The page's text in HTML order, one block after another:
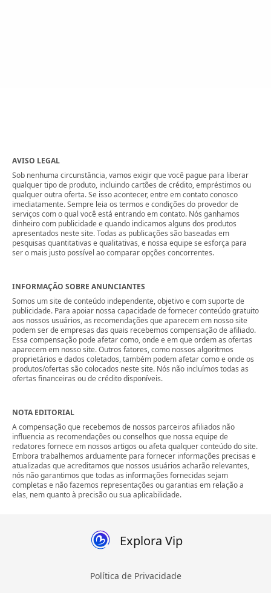
AVISO LEGAL
Sob nenhuma circunstância, vamos exigir que você pague para liberar
qualquer tipo de produto, incluindo cartões de crédito, empréstimos ou
qualquer outra oferta. Se isso acontecer, entre em contato conosco
imediatamente. Sempre leia os termos e condições do provedor de
serviços com o qual você está entrando em contato. Nós ganhamos
dinheiro com publicidade e quando indicamos alguns dos produtos
apresentados neste site. Todas as publicações são baseadas em
pesquisas quantitativas e qualitativas, e nossa equipe se esforça para
ser o mais justo possível ao comparar opções concorrentes.
INFORMAÇÃO SOBRE ANUNCIANTES
Somos um site de conteúdo independente, objetivo e com suporte de
publicidade. Para apoiar nossa capacidade de fornecer conteúdo gratuito
aos nossos usuários, as recomendações que aparecem em nosso site
podem ser de empresas das quais recebemos compensação de afiliado.
Essa compensação pode afetar como, onde e em que ordem as ofertas
aparecem em nosso site. Outros fatores, como nossos algoritmos
proprietários e dados coletados, também podem afetar como e onde os
produtos/ofertas são colocados neste site. Nós não incluímos todas as
ofertas financeiras ou de crédito disponíveis.
NOTA EDITORIAL
A compensação que recebemos de nossos parceiros afiliados não
influencia as recomendações ou conselhos que nossa equipe de
redatores fornece em nossos artigos ou afeta qualquer conteúdo do site.
Embora trabalhemos arduamente para fornecer informações precisas e
atualizadas que acreditamos que nossos usuários acharão relevantes,
nós não garantimos que todas as informações fornecidas sejam
completas e não fazemos representações ou garantias em relação a
elas, nem quanto à precisão ou sua aplicabilidade.
Explora Vip
Política de Privacidade